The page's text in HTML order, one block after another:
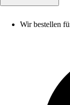
Wir bestellen